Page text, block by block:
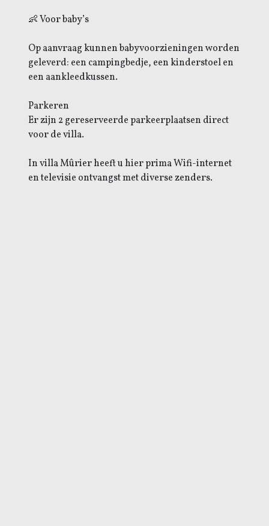
👶 Voor baby’s
Op aanvraag kunnen babyvoorzieningen worden
geleverd: een campingbedje, een kinderstoel en
een aankleedkussen.
Parkeren
Er zijn 2 gereserveerde parkeerplaatsen direct
voor de villa.
In villa Mûrier heeft u hier prima Wifi-internet
en televisie ontvangst met diverse zenders.